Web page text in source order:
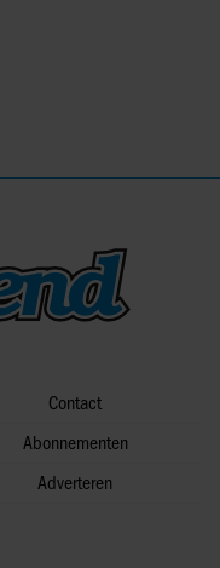
Contact
Abonnementen
Adverteren